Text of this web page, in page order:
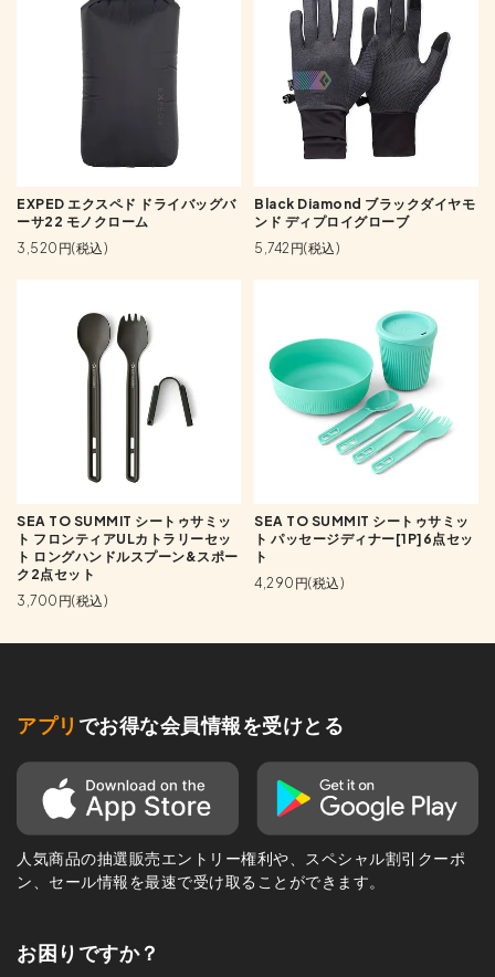
EXPED エクスペド ドライバッグバ
ーサ22 モノクローム
3,520円(税込)
Black Diamond ブラックダイヤモ
ンド ディプロイグローブ
5,742円(税込)
SEA TO SUMMIT シートゥサミッ
ト フロンティアULカトラリーセッ
ト ロングハンドルスプーン&スポー
ク2点セット
3,700円(税込)
SEA TO SUMMIT シートゥサミッ
ト パッセージディナー[1P]6点セッ
ト
4,290円(税込)
アプリ でお得な会員情報を受けとる
人気商品の抽選販売エントリー権利や、スペシャル割引クーポ
ン、セール情報を最速で受け取ることができます。
お困りですか？